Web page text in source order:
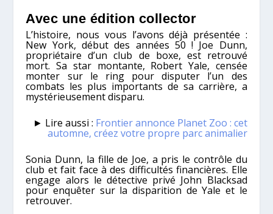
Avec une édition collector
L’histoire, nous vous l’avons déjà présentée :
New York, début des années 50 ! Joe Dunn,
propriétaire d’un club de boxe, est retrouvé
mort. Sa star montante, Robert Yale, censée
monter sur le ring pour disputer l’un des
combats les plus importants de sa carrière, a
mystérieusement disparu.
► Lire aussi : Frontier annonce Planet Zoo : cet
automne, créez votre propre parc animalier
Sonia Dunn, la fille de Joe, a pris le contrôle du
club et fait face à des difficultés financières. Elle
engage alors le détective privé John Blacksad
pour enquêter sur la disparition de Yale et le
retrouver.